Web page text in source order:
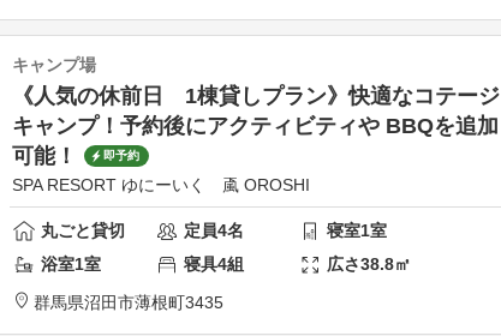
キャンプ場
《人気の休前日 1棟貸しプラン》快適なコテージ
キャンプ！予約後にアクティビティや BBQを追加
可能！
即予約
SPA RESORT ゆにーいく 颪 OROSHI
丸ごと貸切 定員4名 寝室1室
浴室1室 寝具4組 広さ38.8㎡
群馬県沼田市薄根町3435